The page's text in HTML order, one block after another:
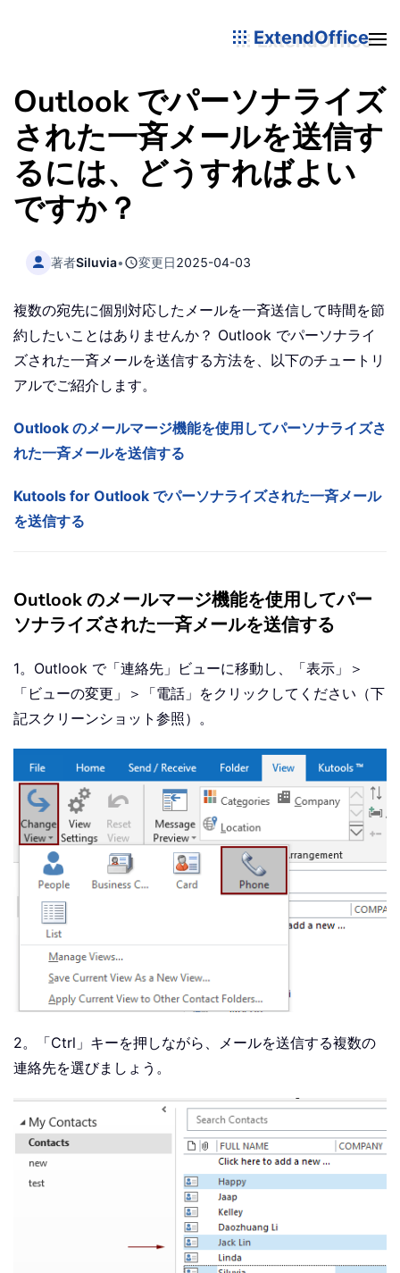
ExtendOffice
Outlook でパーソナライズ
された一斉メールを送信す
るには、どうすればよい
ですか？
著者Siluvia• 変更日2025-04-03
複数の宛先に個別対応したメールを一斉送信して時間を節
約したいことはありませんか？ Outlook でパーソナライ
ズされた一斉メールを送信する方法を、以下のチュートリ
アルでご紹介します。
Outlook のメールマージ機能を使用してパーソナライズさ
れた一斉メールを送信する
Kutools for Outlook でパーソナライズされた一斉メール
を送信する
Outlook のメールマージ機能を使用してパー
ソナライズされた一斉メールを送信する
1。Outlook で「連絡先」ビューに移動し、「表示」＞
「ビューの変更」＞「電話」をクリックしてください（下
記スクリーンショット参照）。
2。「Ctrl」キーを押しながら、メールを送信する複数の
連絡先を選びましょう。